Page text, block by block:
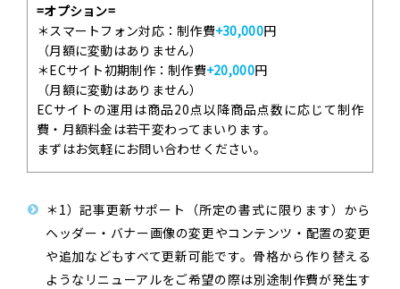
=オプション=
＊スマートフォン対応：制作費+30,000円
（月額に変動はありません）
＊ECサイト初期制作：制作費+20,000円
（月額に変動はありません）
ECサイトの運用は商品20点以降商品点数に応じて制作
費・月額料金は若干変わってまいります。
まずはお気軽にお問い合わせください。
＊1）記事更新サポート（所定の書式に限ります）から
ヘッダー・バナー画像の変更やコンテンツ・配置の変更
や追加などもすべて更新可能です。骨格から作り替える
ようなリニューアルをご希望の際は別途制作費が発生す